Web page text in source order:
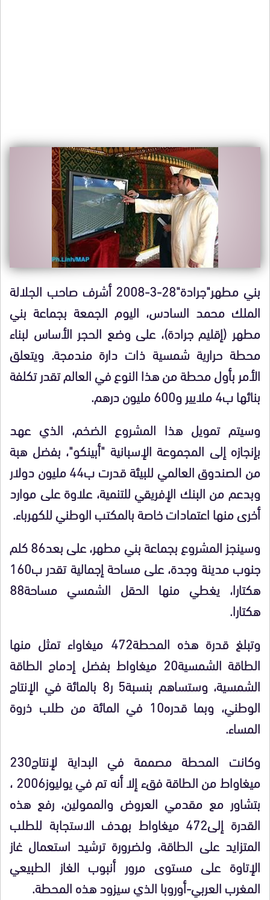
بني مطهر"جرادة"28-3-2008 أشرف صاحب الجلالة
الملك محمد السادس، اليوم الجمعة بجماعة بني
مطهر (إقليم جرادة)، على وضع الحجر الأساس لبناء
محطة حرارية شمسية ذات دارة مندمجة. ويتعلق
الأمر بأول محطة من هذا النوع في العالم تقدر تكلفة
بنائها ب4 ملايير و600 مليون درهم.
وسيتم تمويل هذا المشروع الضخم، الذي عهد
بإنجازه إلى المجموعة الإسبانية "أبينكو"، بفضل هبة
من الصندوق العالمي للبيئة قدرت ب44 مليون دولار
وبدعم من البنك الإفريقي للتنمية، علاوة على موارد
أخرى منها اعتمادات خاصة بالمكتب الوطني للكهرباء.
وسينجز المشروع بجماعة بني مطهر، على بعد86 كلم
جنوب مدينة وجدة، على مساحة إجمالية تقدر ب160
هكتارا، يغطي منها الحقل الشمسي مساحة88
هكتارا.
وتبلغ قدرة هذه المحطة472 ميغاواء تمثل منها
الطاقة الشمسية20 ميغاواط بفضل إدماج الطاقة
الشمسية، وستساهم بنسبة5 ر8 بالمائة في الإنتاج
الوطني، وبما قدره10 في المائة من طلب ذروة
المساء.
وكانت المحطة مصممة في البداية لإنتاج230
ميغاواط من الطاقة فقء إلا أنه تم في يوليوز2006 ،
بتشاور مع مقدمي العروض والممولين، رفع هذه
القدرة إلى472 ميغاواط بهدف الاستجابة للطلب
المتزايد على الطاقة، ولضرورة ترشيد استعمال غاز
الإتاوة على مستوى مرور أنبوب الغاز الطبيعي
المغرب العربي-أوروبا الذي سيزود هذه المحطة.